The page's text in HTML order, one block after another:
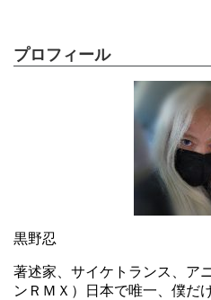
プロフィール
黒野忍
著述家、サイケトランス、ア
ンＲＭＸ）日本で唯一、僕だ